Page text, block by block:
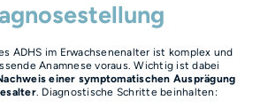
ADHS im Erwachsenenalter ist komplex und
Anamnese voraus. Wichtig ist dabei
einer symptomatischen Ausprägung
. Diagnostische Schritte beinhalten: